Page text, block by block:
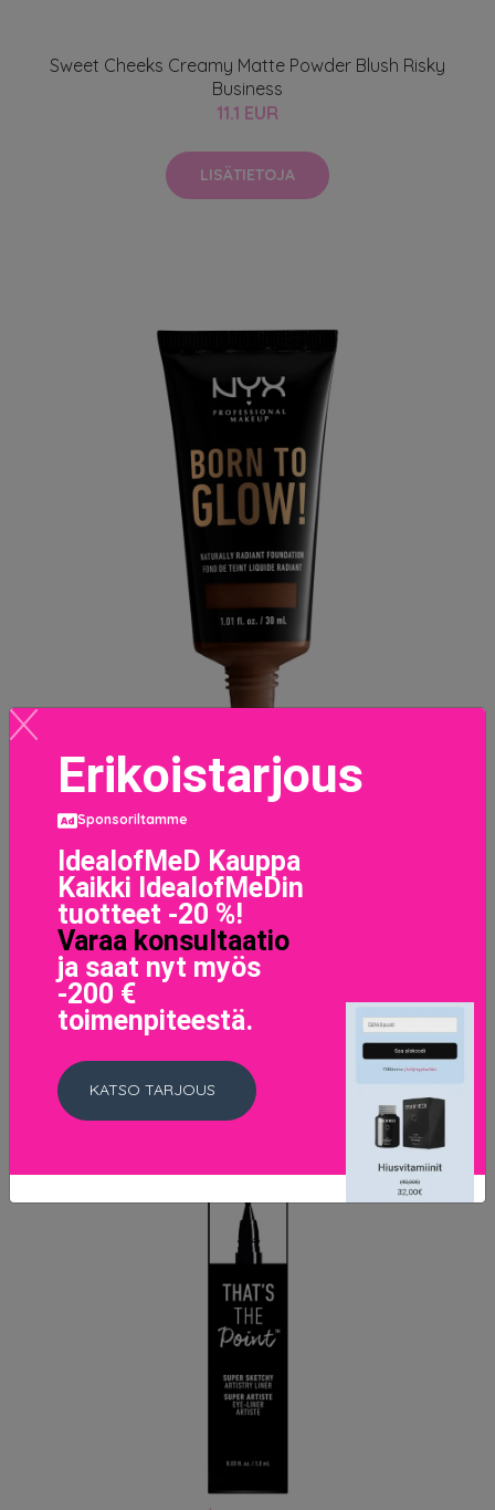
Sweet Cheeks Creamy Matte Powder Blush Risky
Business
11.1 EUR
LISÄTIETOJA
Born To Glow Naturally Radiant Foundation Deep
13.9 EUR
LISÄTIETOJA
Erikoistarjous
Sponsoriltamme
IdealofMeD Kauppa
Kaikki IdealofMeDin
tuotteet -20 %!
Varaa konsultaatio
ja saat nyt myös
-200 €
toimenpiteestä.
KATSO TARJOUS